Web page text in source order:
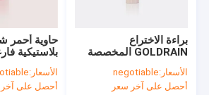
حاوية أحمر
بلاستيكية
الاستخدام
11 ملم
الأسعار:
أحصل على آخر
براءة الاختراع
GOLDRAIN المخصصة
مصنوعة فارغة حبر
الشفاه الحاويات أنبوب
GL213 ((محاطة بالهواء)
الأسعار:negotiable
أحصل على آخر سعر